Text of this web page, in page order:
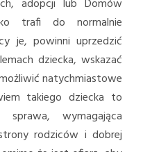
adopcji lub Domów
trafi do normalnie
je, powinni uprzedzić
dziecka, wskazać
natychmiastowe
takiego dziecka to
wymagająca
rodziców i dobrej